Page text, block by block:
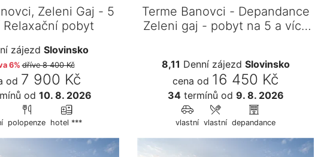
Zeleni Gaj - 5
Relaxační pobyt
zájezd Slovinsko
6% dříve8 400 Kč
od 7 900 Kč
od 10. 8. 2026
polopenze hotel ***
Terme Banovci - Depandance
Zeleni gaj - pobyt na 5 a více
8,11 Denní zájezd Slovinsko
cena od 16 450 Kč
34termínů od 9. 8. 2026
vlastní vlastní depandance